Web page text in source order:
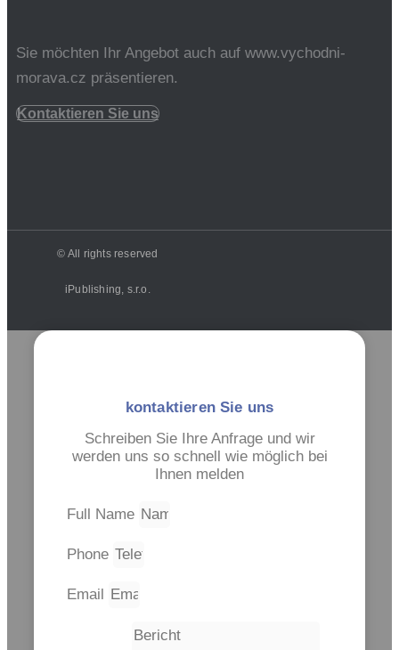
Sie möchten Ihr Angebot auch auf www.vychodni-
morava.cz präsentieren.
Kontaktieren Sie uns
© All rights reserved
iPublishing, s.r.o.
kontaktieren Sie uns
Schreiben Sie Ihre Anfrage und wir
werden uns so schnell wie möglich bei
Ihnen melden
Full Name
Phone
Email